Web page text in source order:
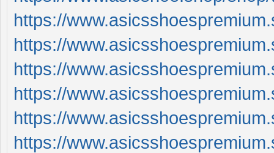
https://
https://
https://
https://
https://
https://